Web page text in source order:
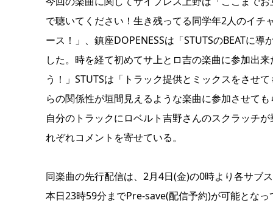
で聴いてください！生き残ってる同学年2人のイチ
ース！」、鎮座DOPENESSは「STUTSのBEATに
した。時を経て初めてサ上とロ吉の楽曲に参加出
う！」STUTSは「トラック提供とミックスをさせ
らの関係性が垣間見えるような楽曲に参加させて
自分のトラックにロベルト吉野さんのスクラッチ
れぞれコメントを寄せている。
同楽曲の先行配信は、2月4日(金)の0時より各サブ
本日23時59分までPre-save(配信予約)が可能とな